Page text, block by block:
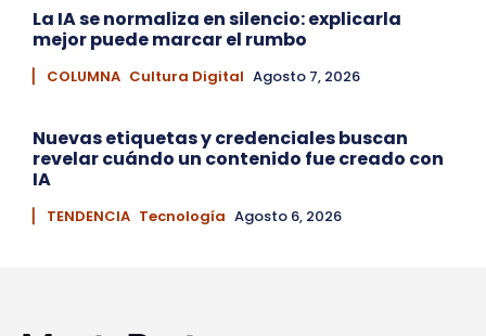
La IA se normaliza en silencio: explicarla
mejor puede marcar el rumbo
▏ COLUMNA Cultura Digital Agosto 7, 2026
Nuevas etiquetas y credenciales buscan
revelar cuándo un contenido fue creado con
IA
▏ TENDENCIA Tecnología Agosto 6, 2026